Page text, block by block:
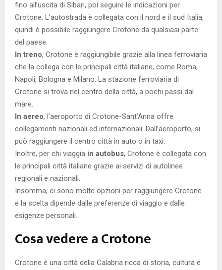
fino all’uscita di Sibari, poi seguire le indicazioni per
Crotone. L’autostrada è collegata con il nord e il sud Italia,
quindi è possibile raggiungere Crotone da qualsiasi parte
del paese.
In treno, Crotone è raggiungibile grazie alla linea ferroviaria
che la collega con le principali città italiane, come Roma,
Napoli, Bologna e Milano. La stazione ferroviaria di
Crotone si trova nel centro della città, a pochi passi dal
mare.
In aereo, l’aeroporto di Crotone-Sant’Anna offre
collegamenti nazionali ed internazionali. Dall’aeroporto, si
può raggiungere il centro città in auto o in taxi.
Inoltre, per chi viaggia in autobus, Crotone è collegata con
le principali città italiane grazie ai servizi di autolinee
regionali e nazionali.
Insomma, ci sono molte opzioni per raggiungere Crotone
e la scelta dipende dalle preferenze di viaggio e dalle
esigenze personali.
Cosa vedere a Crotone
Crotone è una città della Calabria ricca di storia, cultura e